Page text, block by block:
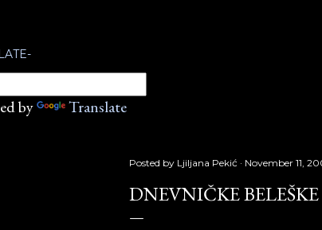
by Translate
Posted by Ljiljana Pekić November 11,
DNEVNIČKE BELEŠKE